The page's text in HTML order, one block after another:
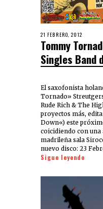
21 FEBRERO, 2012
Tommy
Singles Band
El saxofonista
Tornado»
Rude Rich & The
proyectos más,
Down«) este
coicidiendo con una
madrileña sala
nuevo disco: 23
Sigue leyendo